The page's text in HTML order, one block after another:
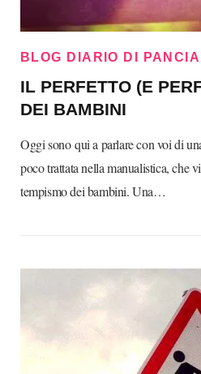
BLOG DIARIO DI PANCIA
IL PERFETTO (E
DEI BAMBINI
Oggi sono qui a parlare con voi di
poco trattata nella manualistica, che
tempismo dei bambini. Una…